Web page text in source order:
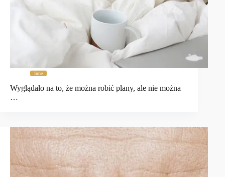
Inne
Wyglądało na to, że można robić plany, ale nie można
…